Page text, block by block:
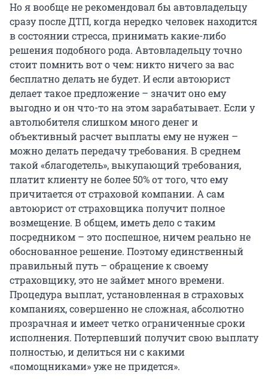
Но я вообще не рекомендовал бы автовладельцу
сразу после ДТП, когда нередко человек находится
в состоянии стресса, принимать какие-либо
решения подобного рода. Автовладельцу точно
стоит помнить вот о чем: никто ничего за вас
бесплатно делать не будет. И если автоюрист
делает такое предложение – значит оно ему
выгодно и он что-то на этом зарабатывает. Если у
автолюбителя слишком много денег и
объективный расчет выплаты ему не нужен –
можно делать передачу требования. В среднем
такой «благодетель», выкупающий требования,
платит клиенту не более 50% от того, что ему
причитается от страховой компании. А сам
автоюрист от страховщика получит полное
возмещение. В общем, иметь дело с таким
посредником – это поспешное, ничем реально не
обоснованное решение. Поэтому единственный
правильный путь – обращение к своему
страховщику, это не займет много времени.
Процедура выплат, установленная в страховых
компаниях, совершенно не сложная, абсолютно
прозрачная и имеет четко ограниченные сроки
исполнения. Потерпевший получит свою выплату
полностью, и делиться ни с какими
«помощниками» уже не придется».